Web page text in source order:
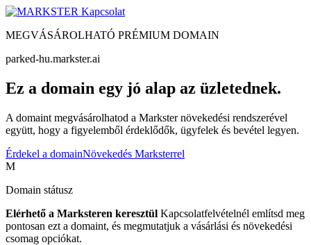
Kapcsolat
MEGVÁSÁROLHATÓ PRÉMIUM DOMAIN
parked-hu.markster.ai
Ez a domain egy jó alap az üzletednek.
A domaint megvásárolhatod a Markster növekedési rendszerével
együtt, hogy a figyelemből érdeklődők, ügyfelek és bevétel legyen.
Érdekel a domainNövekedés Marksterrel
M
Domain státusz
Elérhető a Marksteren keresztül Kapcsolatfelvételnél említsd meg
pontosan ezt a domaint, és megmutatjuk a vásárlási és növekedési
csomag opciókat.